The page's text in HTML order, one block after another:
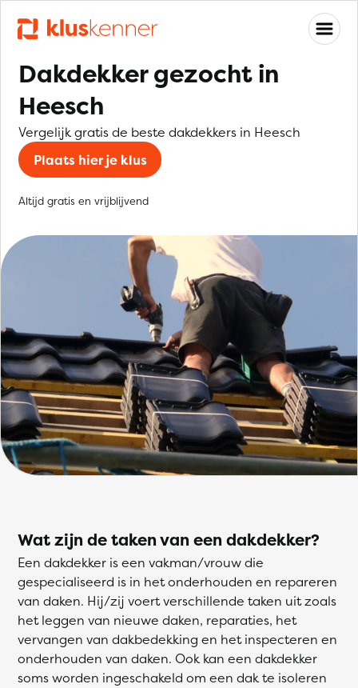
Dakdekker gezocht in
Heesch
Vergelijk gratis de beste dakdekkers in Heesch
Plaats hier je klus
Altijd gratis en vrijblijvend
Wat zijn de taken van een dakdekker?
Een dakdekker is een vakman/vrouw die
gespecialiseerd is in het onderhouden en repareren
van daken. Hij/zij voert verschillende taken uit zoals
het leggen van nieuwe daken, reparaties, het
vervangen van dakbedekking en het inspecteren en
onderhouden van daken. Ook kan een dakdekker
soms worden ingeschakeld om een dak te isoleren